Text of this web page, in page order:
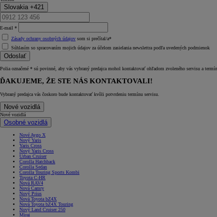
Slovakia +421
E‑mail *
Zásady ochrany osobných údajov som si prečítal/a*
Súhlasím so spracovaním mojich údajov za účelom zasielania newslettra podľa uvedených podmienok
Odoslať
Polia označené * sú povinné, aby vás vybraný predajca mohol kontaktovať ohľadom zvoleného servisu a
ĎAKUJEME, ŽE STE NÁS KONTAKTOVALI!
Vybraný predajca vás čoskoro bude kontaktovať kvôli potvrdeniu termínu servisu.
Nové vozidlá
Nové vozidlá
Osobné vozidlá
Nové Aygo X
Nový Yaris
Yaris Cross
Nový Yaris Cross
Urban Cruiser
Corolla Hatchback
Corolla Sedan
Corolla Touring Sports Kombi
Toyota C-HR
Nová RAV4
Nová Camry
Nový Prius
Nová Toyota bZ4X
Nová Toyota bZ4X Touring
Nový Land Cruiser 250
Mirai